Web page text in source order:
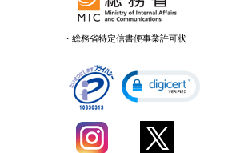
・総務省特定信書便事業許可状